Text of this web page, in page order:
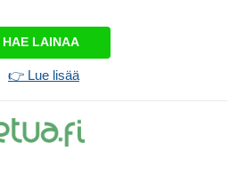
HAE LAINAA
👉 Lue lisää